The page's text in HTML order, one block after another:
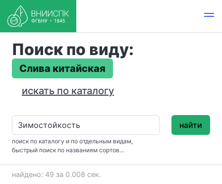
Поиск по виду:
Слива китайская
искать по каталогу
поиск по каталогу и по отдельным видам,
быстрый поиск по названиям сортов...
найти
найдено: 49 за 0.008 сек.